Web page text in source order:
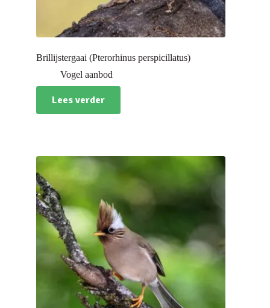
Brillijstergaai (Pterorhinus perspicillatus)
Vogel aanbod
Lees verder